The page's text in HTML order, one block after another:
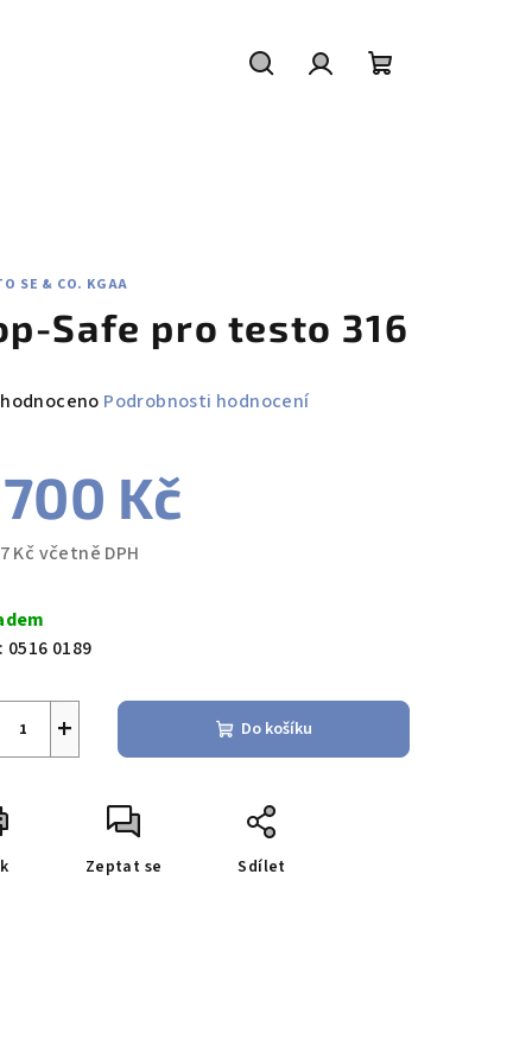
SE & CO. KGAA
Safe pro testo 316
Podrobnosti hodnocení
Kč
Kč včetně DPH
0516 0189
+ Do košíku
Zeptat se Sdílet